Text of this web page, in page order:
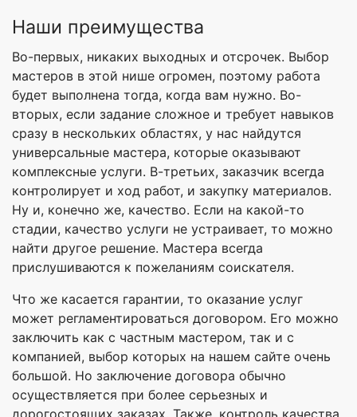
Наши преимущества
Во-первых, никаких выходных и отсрочек. Выбор
мастеров в этой нише огромен, поэтому работа
будет выполнена тогда, когда вам нужно. Во-
вторых, если задание сложное и требует навыков
сразу в нескольких областях, у нас найдутся
универсальные мастера, которые оказывают
комплексные услуги. В-третьих, заказчик всегда
контролирует и ход работ, и закупку материалов.
Ну и, конечно же, качество. Если на какой-то
стадии, качество услуги не устраивает, то можно
найти другое решение. Мастера всегда
прислушиваются к пожеланиям соискателя.
Что же касается гарантии, то оказание услуг
может регламентироваться договором. Его можно
заключить как с частным мастером, так и с
компанией, выбор которых на нашем сайте очень
большой. Но заключение договора обычно
осуществляется при более серьезных и
дорогостоящих заказах. Также, контроль качества